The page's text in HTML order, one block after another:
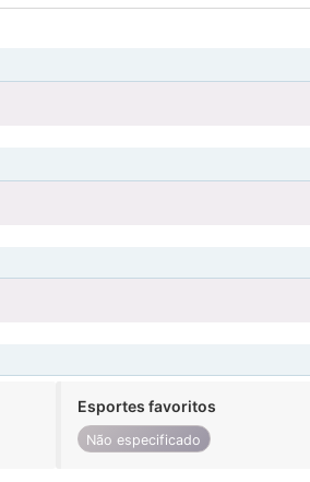
Esportes favoritos
Não especificado